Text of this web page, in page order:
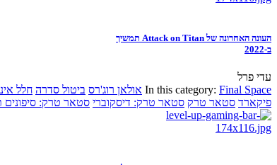
העונה האחרונה של Attack on Titan תמשיך
ב-2022
עדי פרל
In this category: Final Space אולאן רוג'רס ביטול סדרה חלל
פיקארד סטאר טרק סטאר טרק: דיסקוברי סטאר טרק: סיפונים